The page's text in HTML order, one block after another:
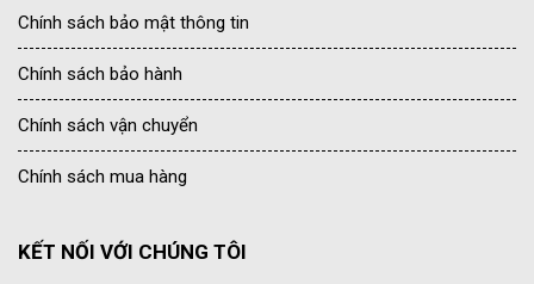
Chính sách bảo mật thông tin
Chính sách bảo hành
Chính sách vận chuyển
Chính sách mua hàng
KẾT NỐI VỚI CHÚNG TÔI